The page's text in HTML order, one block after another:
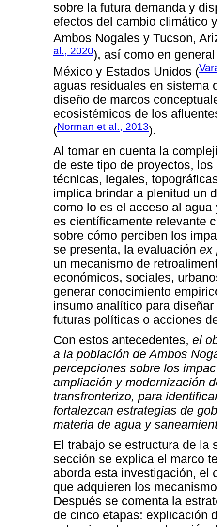
sobre la futura demanda y
efectos del cambio climático
Ambos Nogales y Tucson,
al., 2020), así como en
México y Estados Unidos (
aguas residuales en sistema
diseño de marcos
ecosistémicos de los
(Norman et al., 2013).
Al tomar en cuenta la
de este tipo de proyectos,
técnicas, legales,
implica brindar a plenitud un
como lo es el acceso al
es científicamente relevante
sobre cómo perciben los
se presenta, la evaluación ex
un mecanismo de
económicos, sociales,
generar conocimiento
insumo analítico para
futuras políticas o acciones
Con estos antecedentes, el
a la población de Ambos
percepciones sobre los
ampliación y modernización
transfronterizo, para
fortalezcan estrategias de
materia de agua y
El trabajo se estructura de la
sección se explica el marco
aborda esta investigación, el
que adquieren los
Después se comenta la
de cinco etapas: explicación